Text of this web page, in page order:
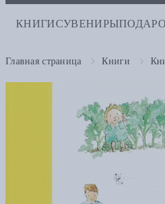
КНИГИСУВЕНИРЫ
Главная страница Книги